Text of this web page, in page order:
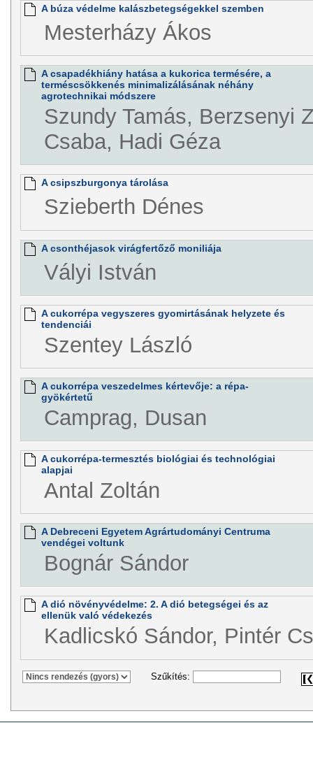
A búza védelme kalászbetegségekkel szemben
Mesterházy Ákos
A csapadékhiány hatása a kukorica termésére, a
terméscsökkenés minimalizálásának néhány
agrotechnikai módszere
Szundy Tamás, Berzsenyi
Csaba, Hadi Géza
A csipszburgonya tárolása
Szieberth Dénes
A csonthéjasok virágfertőző moniliája
Vályi István
A cukorrépa vegyszeres gyomirtásának helyzete és
tendenciái
Szentey László
A cukorrépa veszedelmes kértevője: a répa-
gyökértetű
Camprag, Dusan
A cukorrépa-termesztés biológiai és technológiai
alapjai
Antal Zoltán
A Debreceni Egyetem Agrártudományi Centruma
vendégei voltunk
Bognár Sándor
A dió növényvédelme: 2. A dió betegségei és az
ellenük való védekezés
Kadlicskó Sándor, Pintér
Szűkítés: